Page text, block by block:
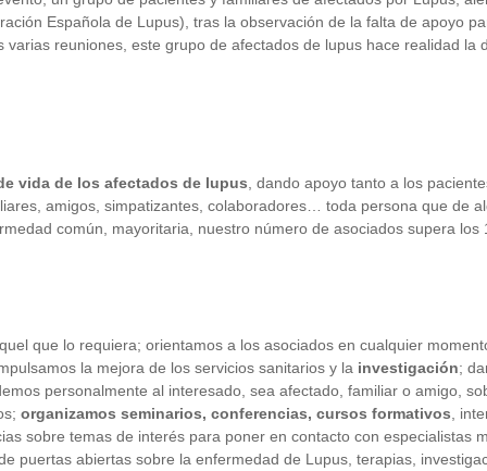
Española de Lupus), tras la observación de la falta de apoyo
reuniones, este grupo de afectados de lupus hace realidad la
vida de los afectados de lupus, dando apoyo tanto a los
amigos, simpatizantes, colaboradores… toda persona que de
común, mayoritaria, nuestro número de asociados supera los
que lo requiera; orientamos a los asociados en cualquier
la mejora de los servicios sanitarios y la investigación;
personalmente al interesado, sea afectado, familiar o amigo,
organizamos seminarios, conferencias, cursos formativos ,
sobre temas de interés para poner en contacto con especialistas
puertas abiertas sobre la enfermedad de Lupus, terapias,